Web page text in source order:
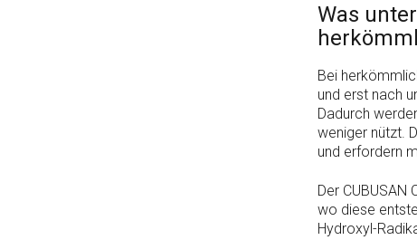
Was
Bei
und erst nach
Dadurch
weniger nützt.
und erfordern
Der
wo diese
Hydroxyl-